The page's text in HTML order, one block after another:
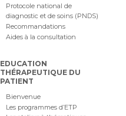
Protocole national de
diagnostic et de soins (PNDS)
Recommandations
Aides à la consultation
EDUCATION
THÉRAPEUTIQUE DU
PATIENT
Bienvenue
Les programmes d’ETP